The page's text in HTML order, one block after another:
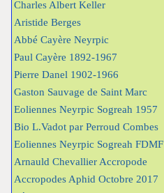
Charles Albert Keller
Aristide Berges
Abbé Cayère Neyrpic
Paul Cayère 1892-1967
Pierre Danel 1902-1966
Gaston Sauvage de Saint Marc
Eoliennes Neyrpic Sogreah 1957
Bio L.Vadot par Perroud Combes
Eoliennes Neyrpic Sogreah FDMF
Arnauld Chevallier Accropode
Accropodes Aphid Octobre 2017